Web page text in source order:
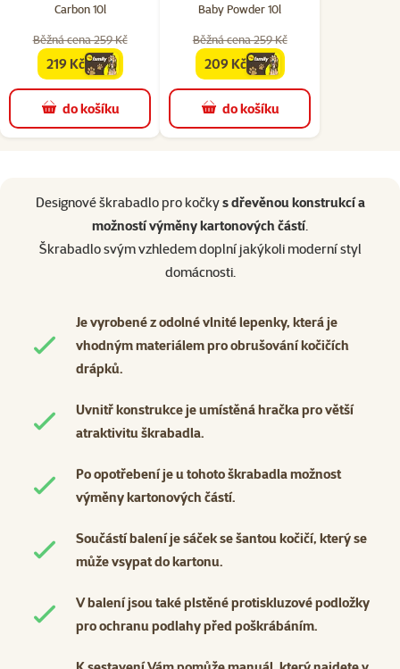
Carbon 10l
Běžná cena 259 Kč
familycena
219 Kč
do košíku
Baby Powder 10l
Běžná cena 259 Kč
familycena
209 Kč
do košíku
Designové škrabadlo pro kočkys dřevěnou konstrukcí a
možností výměny kartonových částí.
Škrabadlo svým vzhledem doplní jakýkoli moderní styl
domácnosti.
Je vyrobené z odolné vlnité lepenky, která je
vhodným materiálem pro obrušování kočičích
drápků.
Uvnitř konstrukce je umístěná hračka pro větší
atraktivitu škrabadla.
Po opotřebení je u tohoto škrabadla možnost
výměny kartonových částí.
Součástí balení je sáček se šantou kočičí, který se
může vsypat do kartonu.
V balení jsou také plstěné protiskluzové podložky
pro ochranu podlahy před poškrábáním.